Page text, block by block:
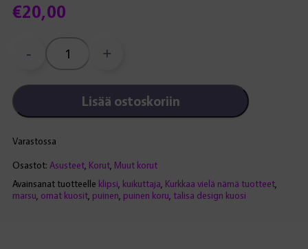
€20,00
Varastossa
-
Kuikuttajat-
määrä
+
Lisää ostoskoriin
Osastot: Asusteet, Korut, Muut korut
Avainsanat tuotteelle klipsi kuikuttaja Kurkkaa vielä nämä tuotteet,
marsu omat kuosit, puinen puinen koru talisa design kuosi